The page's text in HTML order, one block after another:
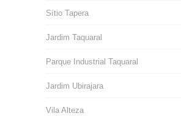
Sítio Tapera
Jardim Taquaral
Parque Industrial Taquaral
Jardim Ubirajara
Vila Alteza